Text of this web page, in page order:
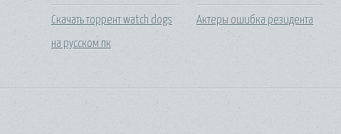
Скачать торрент watch dogs
на русском пк
Актеры ошибка резидента